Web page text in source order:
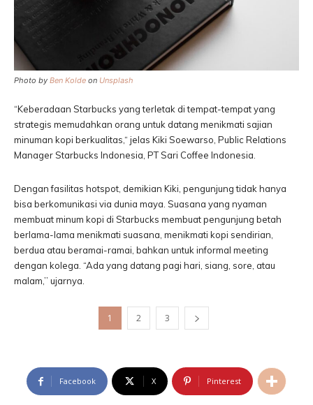
Photo by Ben Kolde on Unsplash
“Keberadaan Starbucks yang terletak di tempat-tempat yang
strategis memudahkan orang untuk datang menikmati sajian
minuman kopi berkualitas,“ jelas Kiki Soewarso, Public Relations
Manager Starbucks Indonesia, PT Sari Coffee Indonesia.
Dengan fasilitas hotspot, demikian Kiki, pengunjung tidak hanya
bisa berkomunikasi via dunia maya. Suasana yang nyaman
membuat minum kopi di Starbucks membuat pengunjung betah
berlama-lama menikmati suasana, menikmati kopi sendirian,
berdua atau beramai-ramai, bahkan untuk informal meeting
dengan kolega. “Ada yang datang pagi hari, siang, sore, atau
malam,’’ ujarnya.
1 2 3
Facebook X Pinterest